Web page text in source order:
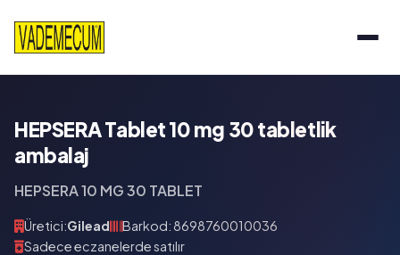
HEPSERA Tablet 10 mg 30 tabletlik
ambalaj
HEPSERA 10 MG 30 TABLET
Üretici:Gilead
Barkod: 8698760010036
Sadece eczanelerde satılır